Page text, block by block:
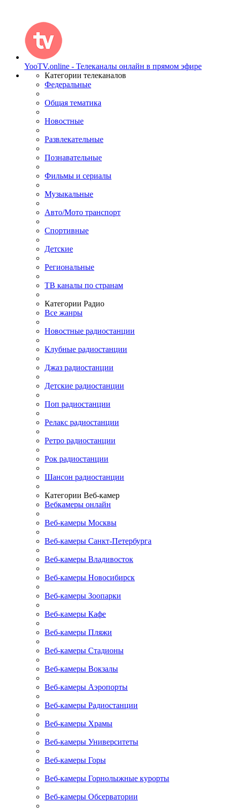
YooTV.online - Телеканалы онлайн в прямом эфире
Категории телеканалов
Федеральные
Общая тематика
Новостные
Развлекательные
Познавательные
Фильмы и сериалы
Музыкальные
Авто/Мото транспорт
Спортивные
Детские
Региональные
ТВ каналы по странам
Категории Радио
Все жанры
Новостные радиостанции
Клубные радиостанции
Джаз радиостанции
Детские радиостанции
Поп радиостанции
Релакс радиостанции
Ретро радиостанции
Рок радиостанции
Шансон радиостанции
Категории Веб-камер
Вебкамеры онлайн
Веб-камеры Москвы
Веб-камеры Санкт-Петербурга
Веб-камеры Владивосток
Веб-камеры Новосибирск
Веб-камеры Зоопарки
Веб-камеры Кафе
Веб-камеры Пляжи
Веб-камеры Стадионы
Веб-камеры Вокзалы
Веб-камеры Аэропорты
Веб-камеры Радиостанции
Веб-камеры Храмы
Веб-камеры Университеты
Веб-камеры Горы
Веб-камеры Горнолыжные курорты
Веб-камеры Обсерватории